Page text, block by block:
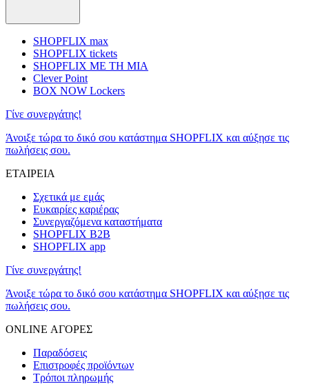
SHOPFLIX max
SHOPFLIX tickets
SHOPFLIX ΜΕ ΤΗ ΜΙΑ
Clever Point
BOX NOW Lockers
Γίνε συνεργάτης!
Άνοιξε τώρα το δικό σου κατάστημα SHOPFLIX και αύξησε τις
πωλήσεις σου.
ΕΤΑΙΡΕΙΑ
Σχετικά με εμάς
Ευκαιρίες καριέρας
Συνεργαζόμενα καταστήματα
SHOPFLIX B2B
SHOPFLIX app
Γίνε συνεργάτης!
Άνοιξε τώρα το δικό σου κατάστημα SHOPFLIX και αύξησε τις
πωλήσεις σου.
ONLINE ΑΓΟΡΕΣ
Παραδόσεις
Επιστροφές προϊόντων
Τρόποι πληρωμής